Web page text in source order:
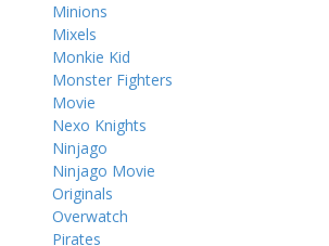
Minions
Mixels
Monkie Kid
Monster Fighters
Movie
Nexo Knights
Ninjago
Ninjago Movie
Originals
Overwatch
Pirates